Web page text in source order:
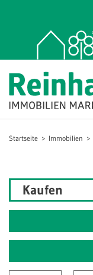
Startseite Immobilien
Kaufen